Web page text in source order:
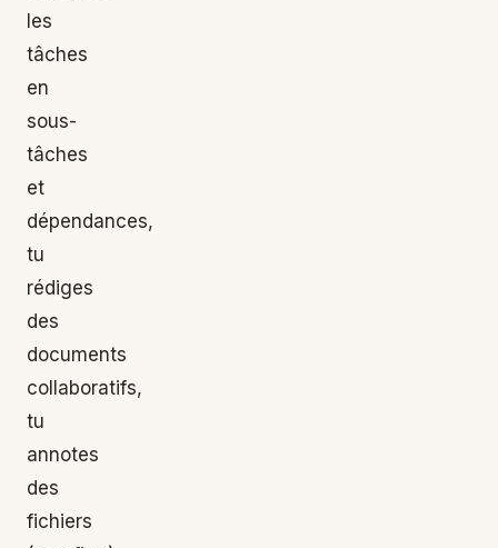
les
tâches
en
sous-
tâches
et
dépendances,
tu
rédiges
des
documents
collaboratifs,
tu
annotes
des
fichiers